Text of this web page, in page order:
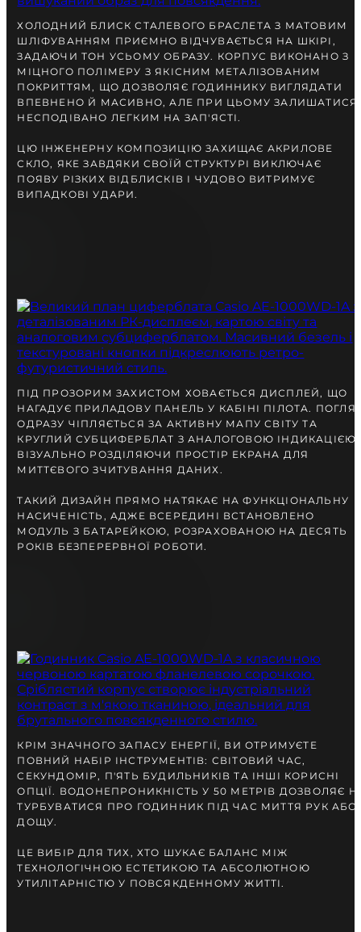
ПОРАДЬТЕСЯ
З НАШИМ ЕКСПЕРТОМ
ХОЛОДНИЙ БЛИСК СТАЛЕВОГО БРАСЛЕТА З МАТОВИМ
ШЛІФУВАННЯМ ПРИЄМНО ВІДЧУВАЄТЬСЯ НА ШКІРІ,
ЗАДАЮЧИ ТОН УСЬОМУ ОБРАЗУ. КОРПУС ВИКОНАНО З
МІЦНОГО ПОЛІМЕРУ З ЯКІСНИМ МЕТАЛІЗОВАНИМ
ПОКРИТТЯМ, ЩО ДОЗВОЛЯЄ ГОДИННИКУ ВИГЛЯДАТИ
ВПЕВНЕНО Й МАСИВНО, АЛЕ ПРИ ЦЬОМУ ЗАЛИШАТИСЯ
НЕСПОДІВАНО ЛЕГКИМ НА ЗАП'ЯСТІ.
ЦЮ ІНЖЕНЕРНУ КОМПОЗИЦІЮ ЗАХИЩАЄ АКРИЛОВЕ
СКЛО, ЯКЕ ЗАВДЯКИ СВОЇЙ СТРУКТУРІ ВИКЛЮЧАЄ
ПОЯВУ РІЗКИХ ВІДБЛИСКІВ І ЧУДОВО ВИТРИМУЄ
ВИПАДКОВІ УДАРИ.
ПІД ПРОЗОРИМ ЗАХИСТОМ ХОВАЄТЬСЯ ДИСПЛЕЙ, ЩО
НАГАДУЄ ПРИЛАДОВУ ПАНЕЛЬ У КАБІНІ ПІЛОТА.
ОДРАЗУ ЧІПЛЯЄТЬСЯ ЗА АКТИВНУ МАПУ СВІТУ ТА
КРУГЛИЙ СУБЦИФЕРБЛАТ З АНАЛОГОВОЮ ІНДИКАЦІЄЮ,
ВІЗУАЛЬНО РОЗДІЛЯЮЧИ ПРОСТІР ЕКРАНА ДЛЯ
МИТТЄВОГО ЗЧИТУВАННЯ ДАНИХ.
ТАКИЙ ДИЗАЙН ПРЯМО НАТЯКАЄ НА ФУНКЦІОНАЛЬНУ
НАСИЧЕНІСТЬ, АДЖЕ ВСЕРЕДИНІ ВСТАНОВЛЕНО
МОДУЛЬ З БАТАРЕЙКОЮ, РОЗРАХОВАНОЮ НА ДЕСЯТЬ
РОКІВ БЕЗПЕРЕРВНОЇ РОБОТИ.
КРІМ ЗНАЧНОГО ЗАПАСУ ЕНЕРГІЇ, ВИ ОТРИМУЄТЕ
ПОВНИЙ НАБІР ІНСТРУМЕНТІВ: СВІТОВИЙ ЧАС,
СЕКУНДОМІР, П'ЯТЬ БУДИЛЬНИКІВ ТА ІНШІ КОРИСНІ
ОПЦІЇ. ВОДОНЕПРОНИКНІСТЬ У 50 МЕТРІВ ДОЗВОЛЯЄ
ТУРБУВАТИСЯ ПРО ГОДИННИК ПІД ЧАС МИТТЯ РУК АБО
ДОЩУ.
ЦЕ ВИБІР ДЛЯ ТИХ, ХТО ШУКАЄ БАЛАНС МІЖ
ТЕХНОЛОГІЧНОЮ ЕСТЕТИКОЮ ТА АБСОЛЮТНОЮ
УТИЛІТАРНІСТЮ У ПОВСЯКДЕННОМУ ЖИТТІ.